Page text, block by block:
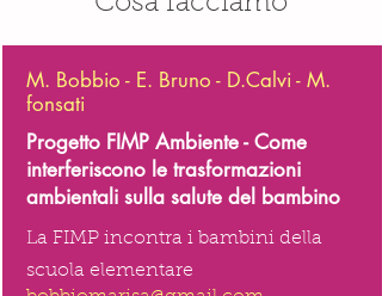
M. Bobbio - E. Bruno - D.Calvi - M.
fonsati
Progetto FIMP Ambiente - Come
interferiscono le trasformazioni
ambientali sulla salute del bambino
La FIMP incontra i bambini della
scuola elementare